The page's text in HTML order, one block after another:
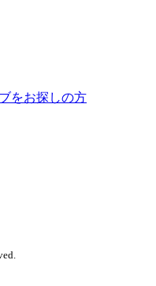
をお探しの方